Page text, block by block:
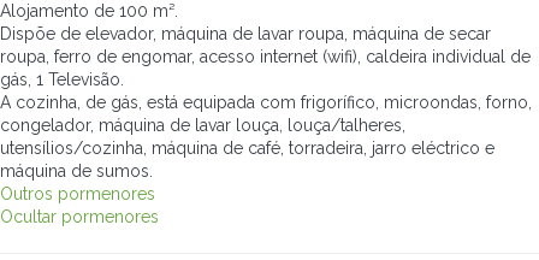
Alojamento de 100 m².
Dispõe de elevador, máquina de lavar roupa, máquina de secar
roupa, ferro de engomar, acesso internet (wifi), caldeira individual de
gás, 1 Televisão.
A cozinha, de gás, está equipada com frigorífico, microondas, forno,
congelador, máquina de lavar louça, louça/talheres,
utensílios/cozinha, máquina de café, torradeira, jarro eléctrico e
máquina de sumos.
Outros pormenores
Ocultar pormenores